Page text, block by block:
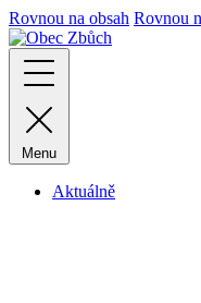
Rovnou na obsah Rovnou
Menu
Aktuálně